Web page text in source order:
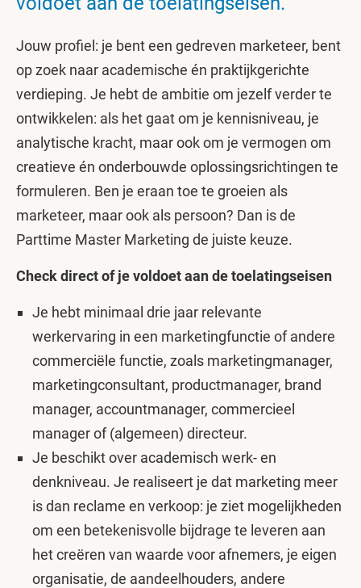
Jouw profiel: je bent een gedreven marketeer, bent
op zoek naar academische én praktijkgerichte
verdieping. Je hebt de ambitie om jezelf verder te
ontwikkelen: als het gaat om je kennisniveau, je
analytische kracht, maar ook om je vermogen om
creatieve én onderbouwde oplossingsrichtingen te
formuleren. Ben je eraan toe te groeien als
marketeer, maar ook als persoon? Dan is de
Parttime Master Marketing de juiste keuze.
Check direct of je voldoet aan de toelatingseisen
Je hebt minimaal drie jaar relevante
werkervaring in een marketingfunctie of andere
commerciële functie, zoals marketingmanager,
marketingconsultant, productmanager, brand
manager, accountmanager, commercieel
manager of (algemeen) directeur.
Je beschikt over academisch werk- en
denkniveau. Je realiseert je dat marketing meer
is dan reclame en verkoop: je ziet mogelijkheden
om een betekenisvolle bijdrage te leveren aan
het creëren van waarde voor afnemers, je eigen
organisatie, de aandeelhouders, andere